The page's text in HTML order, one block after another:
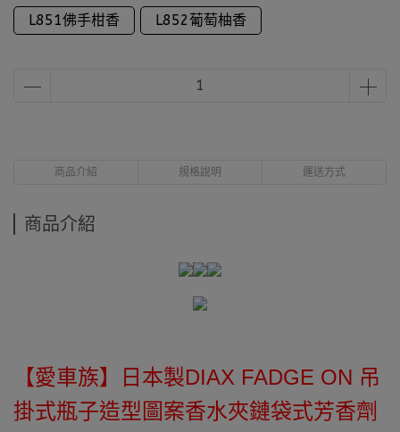
L851佛手柑香
L852葡萄柚香
商品介紹 規格說明 運送方式
商品介紹
【愛車族】
日本製DIAX FADGE ON 吊
掛式瓶子造型圖案香水夾鏈袋式芳香劑